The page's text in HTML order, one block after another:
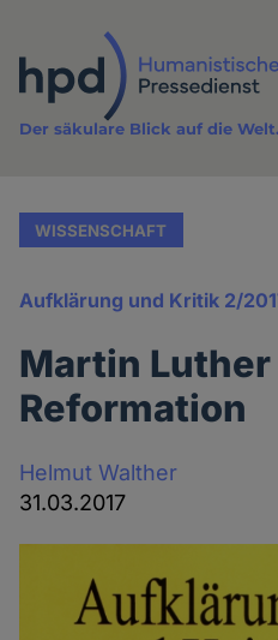
Inhalt
Der säkulare Blick auf die Welt.
WISSENSCHAFT
Aufklärung und Kritik 2/
Martin
Reformation
Helmut Walther
31.03.2017